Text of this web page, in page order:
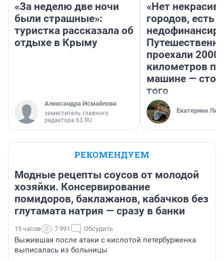
«За неделю две ночи
были страшные»:
туристка рассказала об
отдыхе в Крыму
Александра Исмайлова
заместитель главного
редактора 63.RU
«Нет
городов, есть
проехали 2000
километров по
машине —
того
Екатерина
РЕКОМЕНДУЕМ
Модные рецепты соусов от молодой
хозяйки. Консервирование
помидоров, баклажанов, кабачков без
глутамата натрия — сразу в банки
15 часов 7 991 Обсудить
Выжившая после атаки с кислотой петербурженка
выписалась из больницы